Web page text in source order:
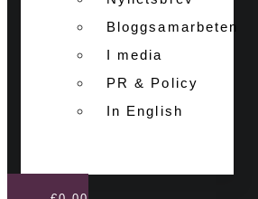
Bloggsamarbeten
I media
PR & Policy
In English